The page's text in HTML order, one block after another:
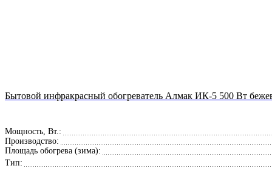
Бытовой инфракрасный обогреватель Алмак ИК-5 500 Вт
Мощность, Вт.:
Производство:
Площадь обогрева (зима):
Тип: